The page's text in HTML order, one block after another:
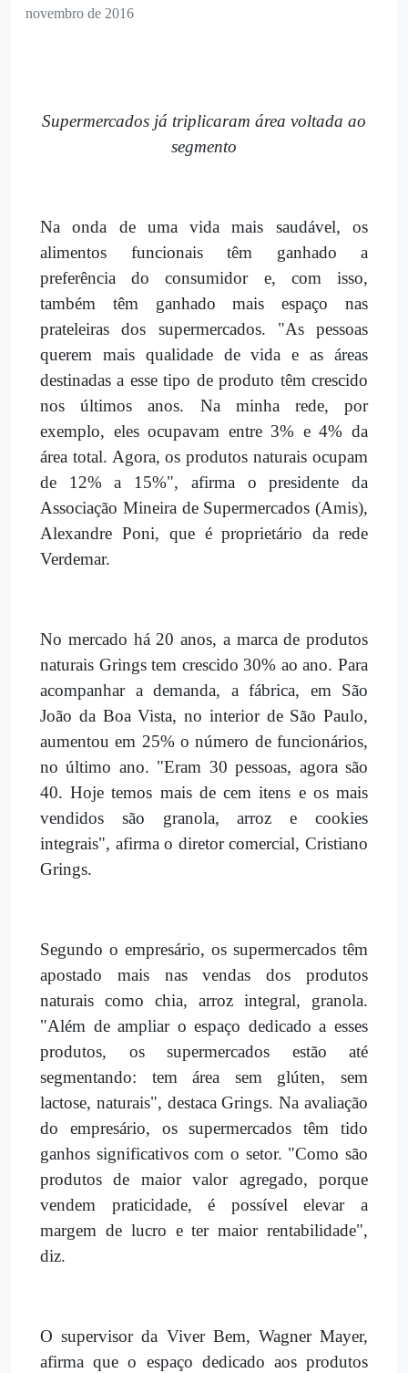
novembro de 2016
Supermercados já triplicaram área voltada ao
segmento
Na onda de uma vida mais saudável, os
alimentos funcionais têm ganhado a
preferência do consumidor e, com isso,
também têm ganhado mais espaço nas
prateleiras dos supermercados. "As pessoas
querem mais qualidade de vida e as áreas
destinadas a esse tipo de produto têm crescido
nos últimos anos. Na minha rede, por
exemplo, eles ocupavam entre 3% e 4% da
área total. Agora, os produtos naturais ocupam
de 12% a 15%", afirma o presidente da
Associação Mineira de Supermercados (Amis),
Alexandre Poni, que é proprietário da rede
Verdemar.
No mercado há 20 anos, a marca de produtos
naturais Grings tem crescido 30% ao ano. Para
acompanhar a demanda, a fábrica, em São
João da Boa Vista, no interior de São Paulo,
aumentou em 25% o número de funcionários,
no último ano. "Eram 30 pessoas, agora são
40. Hoje temos mais de cem itens e os mais
vendidos são granola, arroz e cookies
integrais", afirma o diretor comercial, Cristiano
Grings.
Segundo o empresário, os supermercados têm
apostado mais nas vendas dos produtos
naturais como chia, arroz integral, granola.
"Além de ampliar o espaço dedicado a esses
produtos, os supermercados estão até
segmentando: tem área sem glúten, sem
lactose, naturais", destaca Grings. Na avaliação
do empresário, os supermercados têm tido
ganhos significativos com o setor. "Como são
produtos de maior valor agregado, porque
vendem praticidade, é possível elevar a
margem de lucro e ter maior rentabilidade",
diz.
O supervisor da Viver Bem, Wagner Mayer,
afirma que o espaço dedicado aos produtos